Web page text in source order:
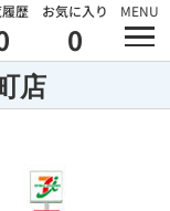
歴 お気に入り
0
MENU
店